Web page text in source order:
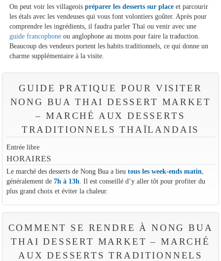
On peut voir les villageoispréparer les desserts sur place et parcourir
les étals avec les vendeuses qui vous font volontiers goûter. Après pour
comprendre les ingrédients, il faudra parler Thaï ou venir avec une
guide francophone ou anglophone au moins pour faire la traduction.
Beaucoup des vendeurs portent les habits traditionnels, ce qui donne un
charme supplémentaire à la visite.
GUIDE PRATIQUE POUR VISITER
NONG BUA THAI DESSERT MARKET
– MARCHÉ AUX DESSERTS
TRADITIONNELS THAÏLANDAIS
Entrée libre
HORAIRES
Le marché des desserts de Nong Bua a lieu tous les week-ends matin,
généralement de 7h à 13h. Il est conseillé d’y aller tôt pour profiter du
plus grand choix et éviter la chaleur.
COMMENT SE RENDRE À NONG BUA
THAI DESSERT MARKET – MARCHÉ
AUX DESSERTS TRADITIONNELS